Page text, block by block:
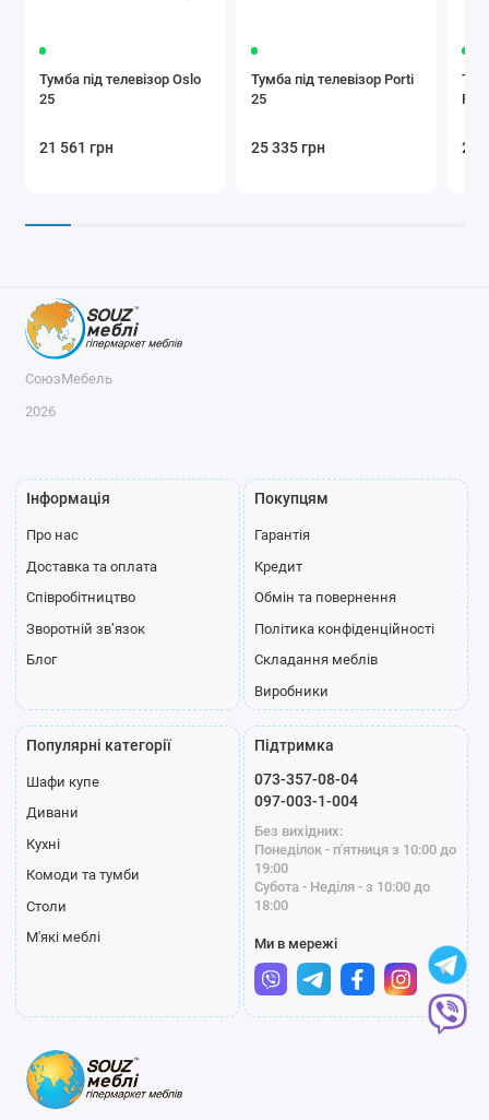
Тумба під телевізор Oslo
25
21 561 грн
Тумба під телевізор Porti
25
25 335 грн 26
СоюзМебель
2026
Інформація
Про нас
Доставка та оплата
Співробітництво
Зворотній зв’язок
Блог
Покупцям
Гарантія
Кредит
Обмін та повернення
Політика конфіденційності
Складання меблів
Виробники
Популярні категорії
Шафи купе
Дивани
Кухні
Комоди та тумби
Столи
М'які меблі
Підтримка
073-357-08-04
097-003-1-004
Без вихідних:
Понеділок - п'ятниця з 10:00 до
19:00
Субота - Неділя - з 10:00 до
18:00
Ми в мережі